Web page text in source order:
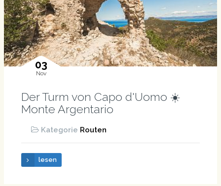
03
Nov
Der Turm von Capo d'Uomo ☀️
Monte Argentario
Kategorie Routen
lesen